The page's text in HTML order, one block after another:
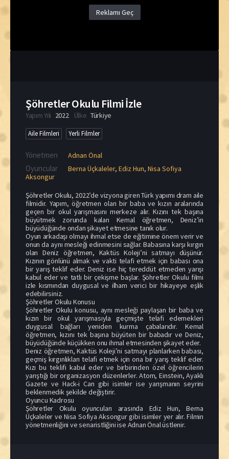
Reklamı Geç
Şöhretler Okulu Filmi İzle
Yapım Yılı 2022 Ülke Türkiye
Aile Filmleri Yerli Filmler
Yönetmen Adnan Önal
Oyuncular Berna Üçkaleler, Ediz Hun, Nisa Sofiya
Aksongur
Şöhretler Okulu, 2022’de vizyona giren Türk yapımı dram aile
filmidir. Yapım, öğretmen olan bir baba ve kızın aralarında
geçen bir okul yarışmasını merkeze alır. Kızını tek başına
büyütmek zorunda kalan Kemal öğretmen, Deniz’in
büyüdüğünde ondan şikayet etmesine tanık olur.
Oyun arkadaşı olmayı ihmal etse de eğitimine önem verir ve
onun da aynı mesleği edinmesini sağlar. Babasına karşı kırgın
olan Deniz öğretmen, Kaktüs Koleji’ni satmayı düşünür.
Kızının gönlünü almak ve vakti telafi etmek için babası ona
bir yarış teklif eder. Deniz ise hiç tereddüt etmeden yarışı
kabul eder ve tatlı bir çekişme başlar. Şöhretler Okulu filmi
izle kısmından duygusal ve ilham verici bir hikayeye eşlik
edebilirsiniz.
Şöhretler Okulu Konusu
Şöhretler Okulu konusu, aynı mesleği paylaşan bir baba ve
kızın bir okul yarışmasıyla geçmişte telafi edemekleri
duygusal bağları yeniden kurma çabalarıdır. Kemal
öğretmen, kızını tek başına büyüten bir babadır ve Deniz,
büyüdüğünde küçükken onu ihmal etmesinden şikayet eder.
Deniz öğretmen, Kaktüs Koleji’ni satmayı planlarken babası,
geçmiş kırgınlıkları telafi etmek için ona bir yarış teklif eder.
Kızı bu teklifi kabul eder ve birbirinden özel öğrencilerin
yarıştığı bir organizasyon düzenlerler. Atom, Einstein, Ayaklı
Gazete ve Hack-i Can gibi isimler ise yarışmanın seyrini
beklenmedik şekilde değiştirir.
Oyuncu Kadrosu
Şöhretler Okulu oyuncuları arasında Ediz Hun, Berna
Üçkaleler ve Nisa Sofiya Aksongur gibi isimler yer alır. Filmin
yönetmenliğini ve senaristliğini ise Adnan Önal üstlenir.